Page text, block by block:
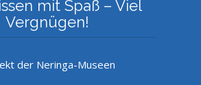
mit Spaß – Viel
Vergnügen!
der Neringa-Museen